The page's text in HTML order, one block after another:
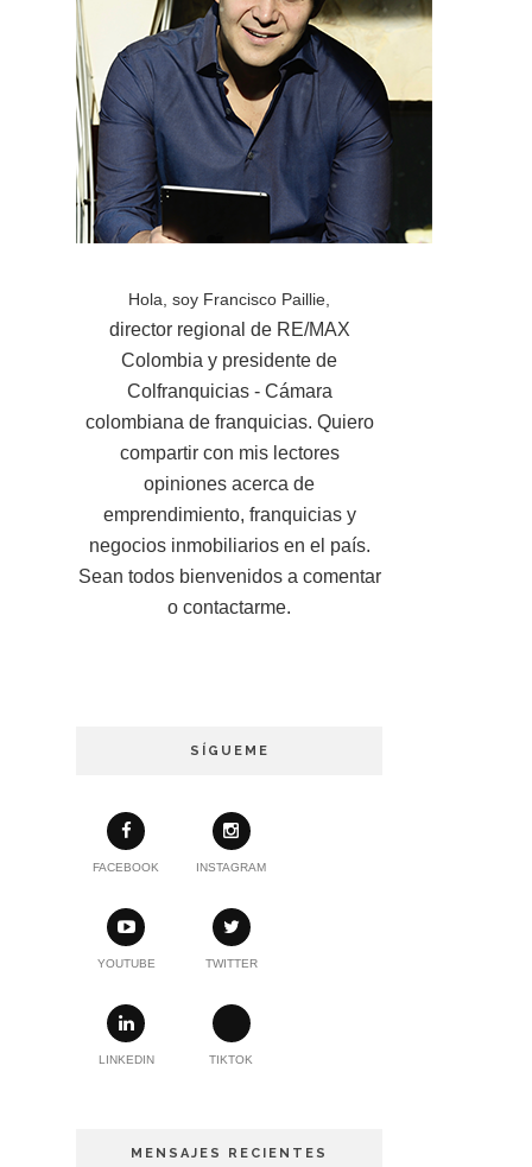
Hola, soy Francisco Paillie,
director regional de RE/MAX
Colombia y presidente de
Colfranquicias - Cámara
colombiana de franquicias. Quiero
compartir con mis lectores
opiniones acerca de
emprendimiento, franquicias y
negocios inmobiliarios en el país.
Sean todos bienvenidos a comentar
o contactarme.
SÍGUEME
FACEBOOK INSTAGRAM
YOUTUBE TWITTER
LINKEDIN TIKTOK
MENSAJES RECIENTES